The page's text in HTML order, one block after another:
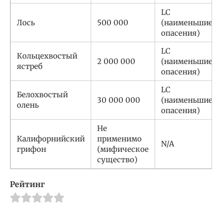
Лось 500 000
LC
(наименьшие
опасения)
Кольцехвостый
ястреб
2 000 000
LC
(наименьшие
опасения)
Белохвостый
олень
30 000 000
LC
(наименьшие
опасения)
Калифорнийский
грифон
Не
применимо
(мифическое
существо)
N/A
Рейтинг